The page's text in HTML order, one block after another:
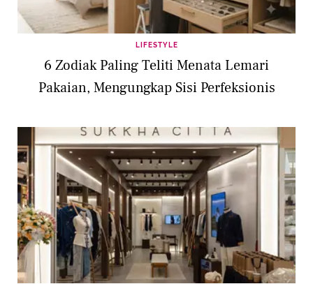
LIFESTYLE
6 Zodiak Paling Teliti Menata Lemari
Pakaian, Mengungkap Sisi Perfeksionis